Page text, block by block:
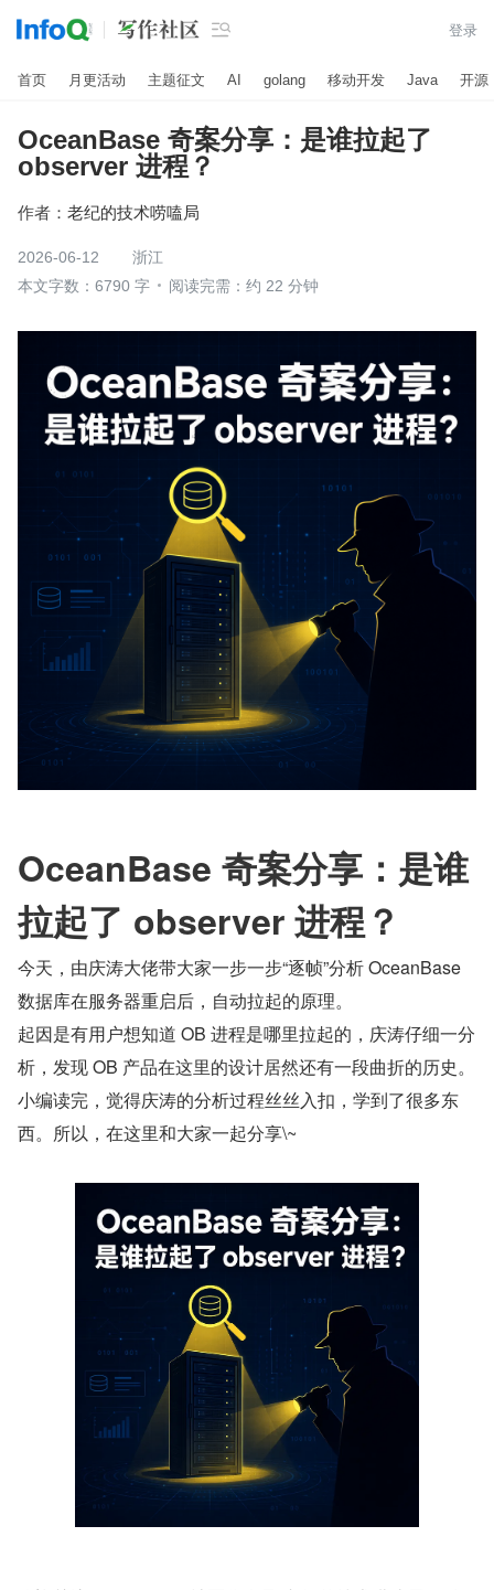
 登录
首页 月更活动 主题征文 AI golang 移动开发 Java 开源
OceanBase 奇案分享：是谁拉起了
observer 进程？
作者： 老纪的技术唠嗑局
2026-06-12
浙江
本文字数：6790 字
阅读完需：约 22 分钟
OceanBase 奇案分享：是谁
拉起了 observer 进程？
今天，由庆涛大佬带大家一步一步“逐帧”分析 OceanBase
数据库在服务器重启后，自动拉起的原理。
起因是有用户想知道 OB 进程是哪里拉起的，庆涛仔细一分
析，发现 OB 产品在这里的设计居然还有一段曲折的历史。
小编读完，觉得庆涛的分析过程丝丝入扣，学到了很多东
西。所以，在这里和大家一起分享\~